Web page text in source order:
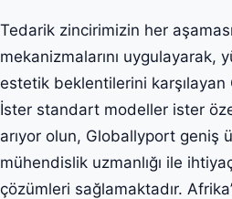
Tedarik zincirimizin her
mekanizmalarını uygulayarak,
estetik beklentilerini karşılayan
İster standart modeller ister
arıyor olun, Globallyport geniş
mühendislik uzmanlığı ile
çözümleri sağlamaktadır.